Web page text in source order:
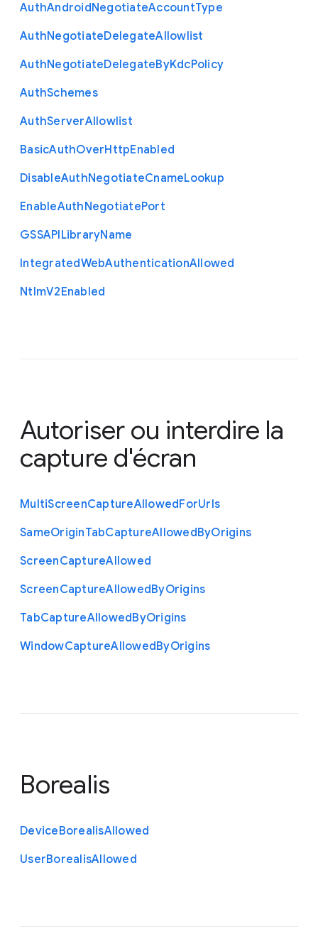
AuthAndroidNegotiateAccountType
AuthNegotiateDelegateAllowlist
AuthNegotiateDelegateByKdcPolicy
AuthSchemes
AuthServerAllowlist
BasicAuthOverHttpEnabled
DisableAuthNegotiateCnameLookup
EnableAuthNegotiatePort
GSSAPILibraryName
IntegratedWebAuthenticationAllowed
NtlmV2Enabled
Autoriser ou interdire la
capture d'écran
MultiScreenCaptureAllowedForUrls
SameOriginTabCaptureAllowedByOrigins
ScreenCaptureAllowed
ScreenCaptureAllowedByOrigins
TabCaptureAllowedByOrigins
WindowCaptureAllowedByOrigins
Borealis
DeviceBorealisAllowed
UserBorealisAllowed